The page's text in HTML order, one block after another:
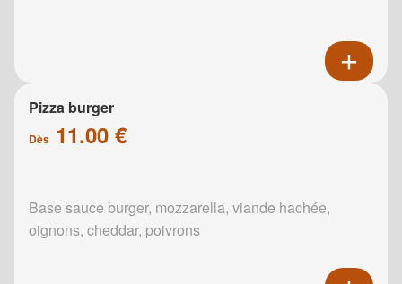
Pizza burger
Dès 11.00 €
Base sauce burger, mozzarella, viande hachée,
oignons, cheddar, poivrons